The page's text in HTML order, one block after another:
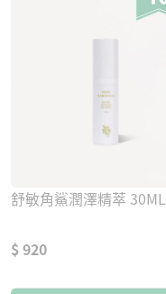
舒敏角鯊潤澤精萃 30ML
$ 920